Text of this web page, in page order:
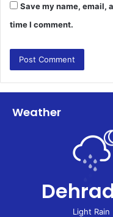
Save my name, email,
time I comment.
Weather
Light Rain